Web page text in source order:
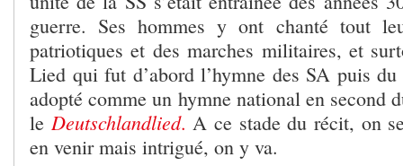
guerre. Ses hommes y ont chanté tout
patriotiques et des marches militaires, et
Lied qui fut d’abord l’hymne des SA puis du
adopté comme un hymne national en second
le Deutschlandlied. A ce stade du récit, on
en venir mais intrigué, on y va.